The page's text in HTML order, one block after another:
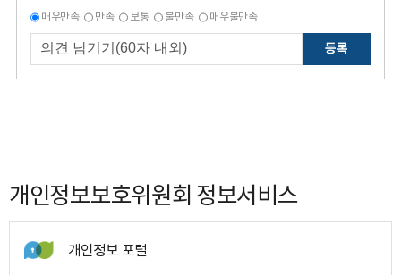
매우만족 만족 보통 불만족 매우불만족
등록
개인정보보호위원회 정보서비스
개인정보 포털